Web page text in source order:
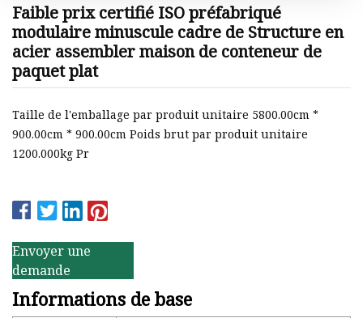
Faible prix certifié ISO préfabriqué
modulaire minuscule cadre de Structure en
acier assembler maison de conteneur de
paquet plat
Taille de l'emballage par produit unitaire 5800.00cm *
900.00cm * 900.00cm Poids brut par produit unitaire
1200.000kg Pr
Envoyer une
demande
Informations de base